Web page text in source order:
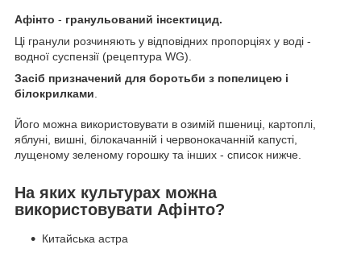
Афінто - гранульований інсектицид.
Ці гранули розчиняють у відповідних пропорціях у воді -
водної суспензії (рецептура WG).
Засіб призначений для боротьби з попелицею і
білокрилками.
Його можна використовувати в озимій пшениці, картоплі,
яблуні, вишні, білокачанній і червонокачанній капусті,
лущеному зеленому горошку та інших - список нижче.
На яких культурах можна
використовувати Афінто?
Китайська астра